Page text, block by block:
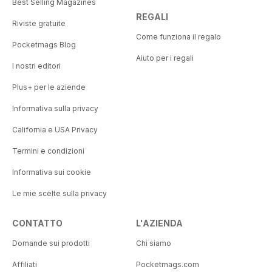
Best Selling Magazines
Riviste gratuite
Pocketmags Blog
I nostri editori
Plus+ per le aziende
Informativa sulla privacy
California e USA Privacy
Termini e condizioni
Informativa sui cookie
Le mie scelte sulla privacy
REGALI
Come funziona il regalo
Aiuto per i regali
CONTATTO
Domande sui prodotti
Affiliati
L'AZIENDA
Chi siamo
Pocketmags.com